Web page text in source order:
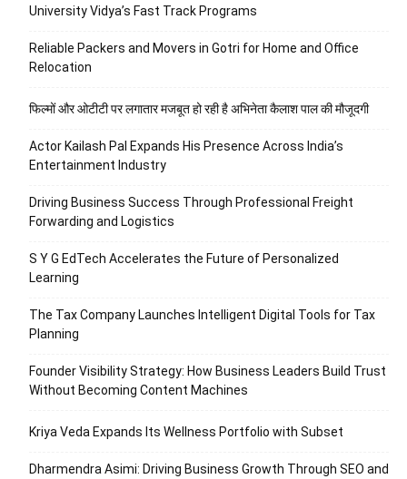
University Vidya’s Fast Track Programs
Reliable Packers and Movers in Gotri for Home and Office
Relocation
फिल्मों और ओटीटी पर लगातार मजबूत हो रही है अभिनेता कैलाश पाल की मौजूदगी
Actor Kailash Pal Expands His Presence Across India’s
Entertainment Industry
Driving Business Success Through Professional Freight
Forwarding and Logistics
S Y G EdTech Accelerates the Future of Personalized
Learning
The Tax Company Launches Intelligent Digital Tools for Tax
Planning
Founder Visibility Strategy: How Business Leaders Build Trust
Without Becoming Content Machines
Kriya Veda Expands Its Wellness Portfolio with Subset
Dharmendra Asimi: Driving Business Growth Through SEO and